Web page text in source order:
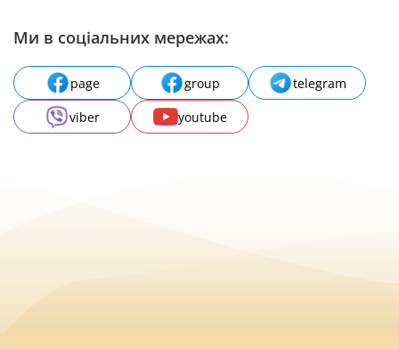
Ми в соціальних мережах:
page group
telegram
viber
youtube